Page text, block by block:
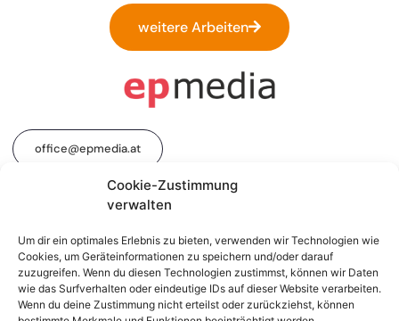
Cookie-Zustimmung
verwalten
Um dir ein optimales Erlebnis zu bieten, verwenden wir Technologien wie
Cookies, um Geräteinformationen zu speichern und/oder darauf
zuzugreifen. Wenn du diesen Technologien zustimmst, können wir Daten
wie das Surfverhalten oder eindeutige IDs auf dieser Website verarbeiten.
Wenn du deine Zustimmung nicht erteilst oder zurückziehst, können
weitere Arbeiten
office@epmedia.at
+43 1 512 16 16-0
Impressum Datenschutz Linkedin Instagram